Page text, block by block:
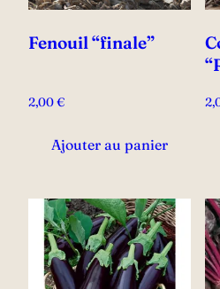
Fenouil “finale”
2,00€
Ajouter au panier